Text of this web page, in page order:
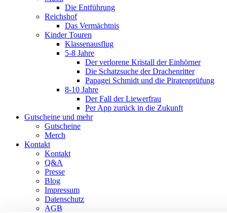
Die Entführung
Reichshof
Das Vermächtnis
Kinder Touren
Klassenausflug
5-8 Jahre
Der verlorene Kristall der Einhörner
Die Schatzsuche der Drachenritter
Papagei Schmidt und die Piratenprüfung
8-10 Jahre
Der Fall der Liewerfrau
Per App zurück in die Zukunft
Gutscheine und mehr
Gutscheine
Merch
Kontakt
Kontakt
Q&A
Presse
Blog
Impressum
Datenschutz
AGB